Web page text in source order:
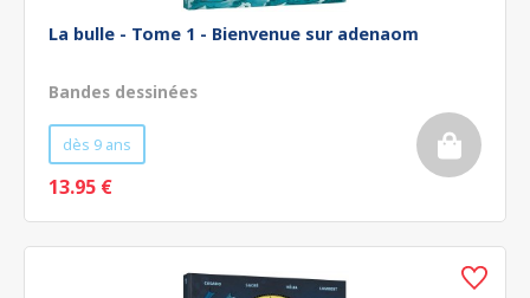
La bulle - Tome 1 - Bienvenue sur adenaom
Bandes dessinées
dès 9 ans
13.95 €